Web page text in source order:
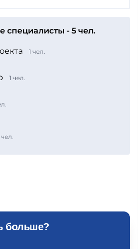
специалисты - 5 чел.
1 чел.
1 чел.
чел.
больше?